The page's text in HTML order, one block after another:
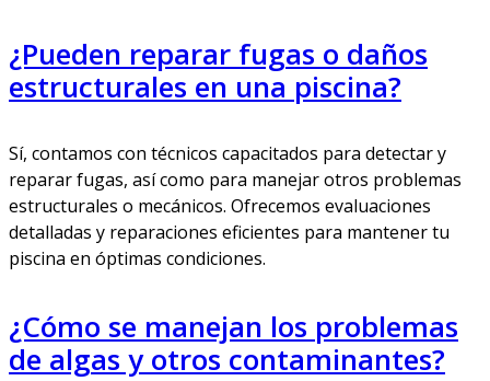
¿Pueden reparar fugas o daños
estructurales en una piscina?
Sí, contamos con técnicos capacitados para detectar y
reparar fugas, así como para manejar otros problemas
estructurales o mecánicos. Ofrecemos evaluaciones
detalladas y reparaciones eficientes para mantener tu
piscina en óptimas condiciones.
¿Cómo se manejan los problemas
de algas y otros contaminantes?